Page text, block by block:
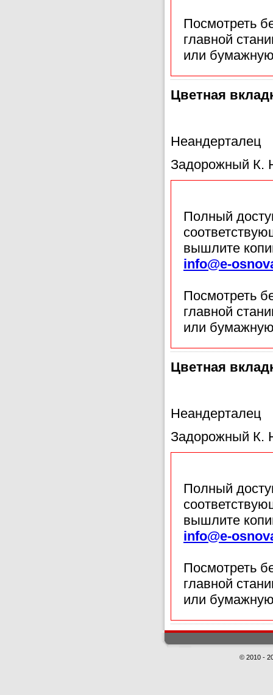
Посмотреть
главной
или
Цветная
Неандерталец
Задорожный К.
Полный
вышлите
info@e-
Посмотреть
главной
или
Цветная
Неандерталец
Задорожный К.
Полный
вышлите
info@e-
Посмотреть
главной
или
© 2010 -